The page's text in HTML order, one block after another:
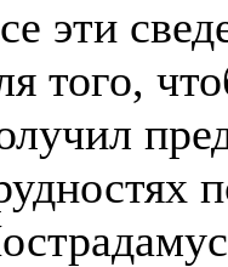
эти
того,